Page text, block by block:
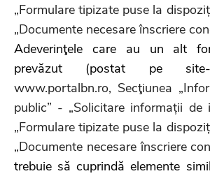
„Formulare tipizate puse la
„Documente necesare înscriere
Adeverinţele care au un alt
prevăzut (postat pe site-
www.portalbn.ro, Secţiunea
public” - „Solicitare informații de
„Formulare tipizate puse la
„Documente necesare înscriere
trebuie să cuprindă elemente